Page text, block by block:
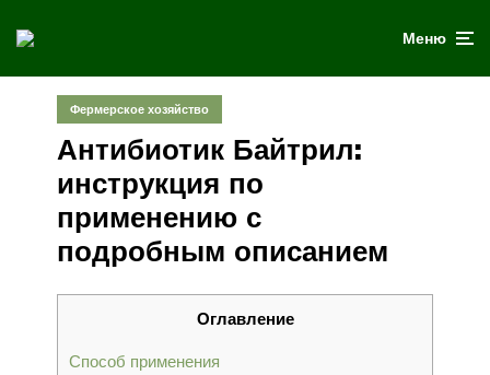
Меню
Фермерское хозяйство
Антибиотик Байтрил:
инструкция по
применению с
подробным описанием
Оглавление
Способ применения